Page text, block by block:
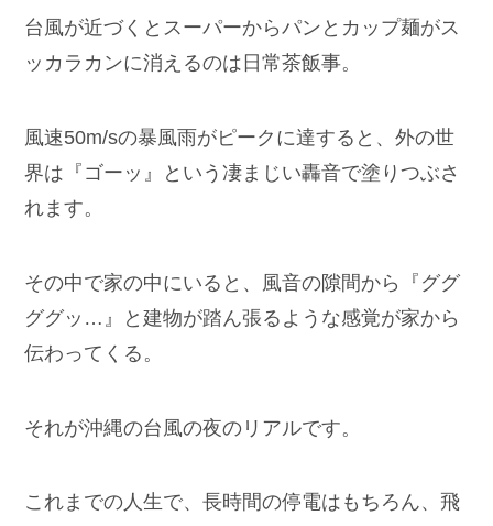
台風が近づくとスーパーからパンとカップ麺がス
ッカラカンに消えるのは日常茶飯事。
風速50m/sの暴風雨がピークに達すると、外の世
界は『ゴーッ』という凄まじい轟音で塗りつぶさ
れます。
その中で家の中にいると、風音の隙間から『ググ
ググッ…』と建物が踏ん張るような感覚が家から
伝わってくる。
それが沖縄の台風の夜のリアルです。
これまでの人生で、長時間の停電はもちろん、飛